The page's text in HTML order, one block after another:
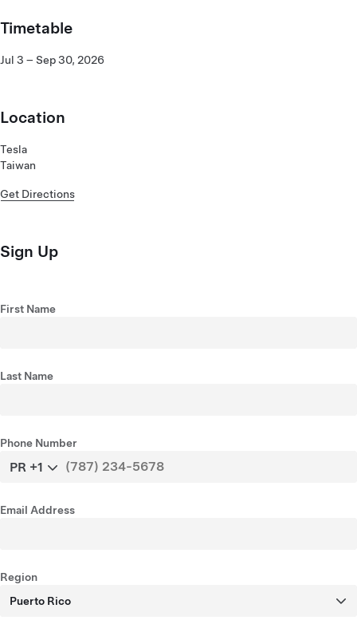
Timetable
Jul 3 – Sep 30, 2026
Location
Tesla
Taiwan
Get Directions
Sign Up
First Name
Last Name
Phone Number
PR +1
Email Address
Region
Puerto Rico